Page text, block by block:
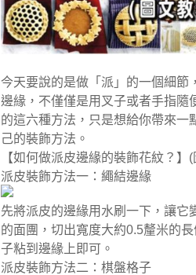
今天要說的是做「派」的一個細節
邊緣，不僅僅是用叉子或者手指隨
的這六種方法，只是想給你帶來一
己的裝飾方法。
【如何做派皮邊緣的裝飾花紋？】 (
派皮裝飾方法一：繩結邊緣
先將派皮的邊緣用水刷一下，讓它
的面團，切出寬度大約0.5釐米的
子粘到邊緣上即可。
派皮裝飾方法二：棋盤格子